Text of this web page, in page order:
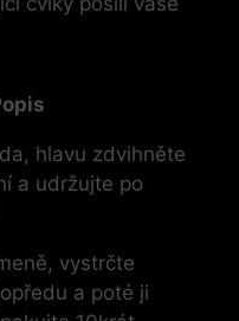
hlavu zdvihněte
a udržujte po
vystrčte
a poté ji